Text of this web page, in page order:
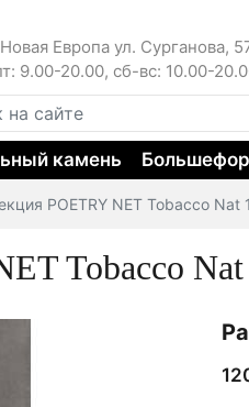
Европа ул. Сурганова,
9.00-20.00, сб-вс: 10.00-
камень
POETRY NET Tobacco Nat
Tobacco